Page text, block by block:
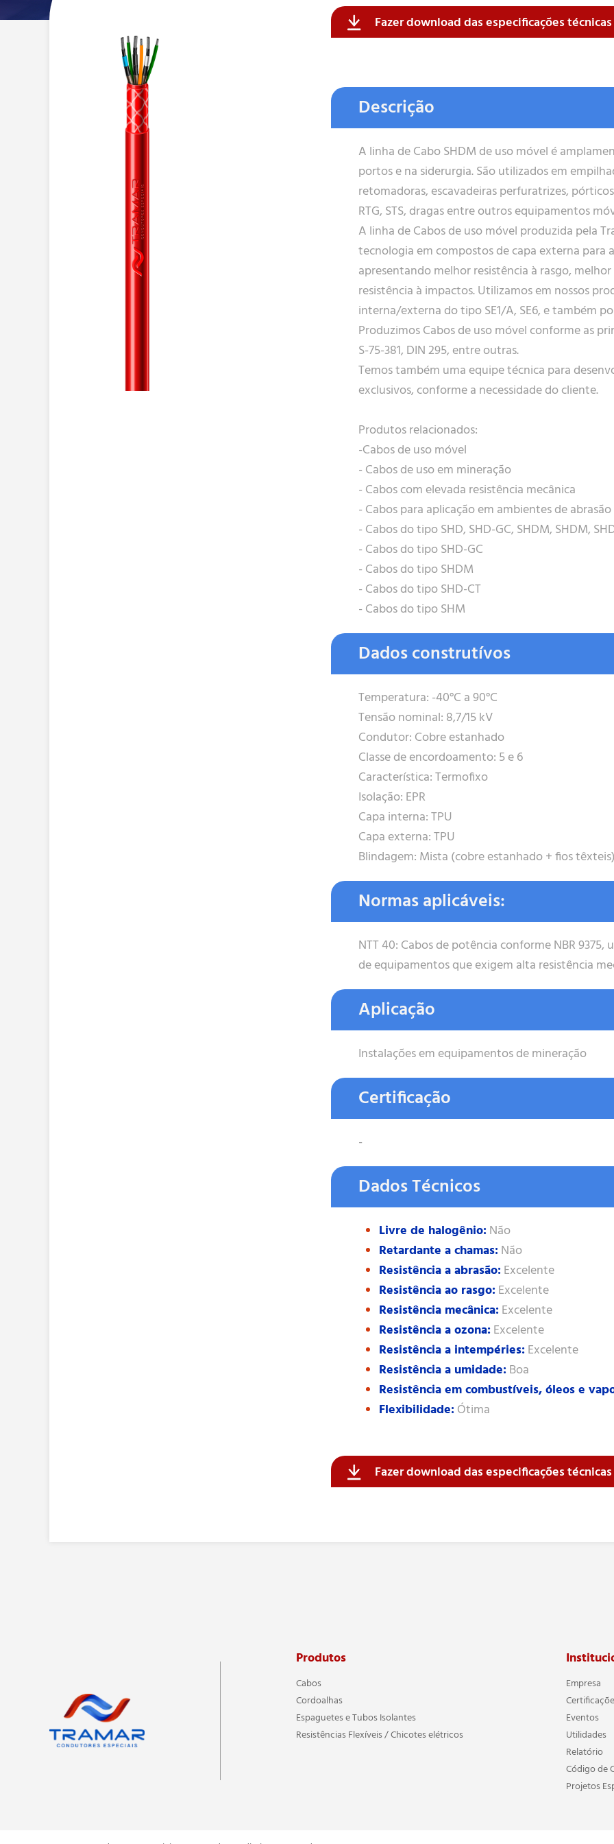
Enviar
Formatos aceitos para CV: .pdf , .doc , .xlsx , .pptx .jpeg ,
Enviar
Fazer download das especificações
Descrição
A linha de Cabo SHDM de uso móvel é
portos e na siderurgia. São utilizados em
retomadoras, escavadeiras perfuratrizes,
RTG, STS, dragas entre outros equipamentos
A linha de Cabos de uso móvel produzida pela
tecnologia em compostos de capa externa para
apresentando melhor resistência à rasgo,
resistência à impactos. Utilizamos em nossos
interna/externa do tipo SE1/A, SE6, e também
Produzimos Cabos de uso móvel conforme as
S-75-381, DIN 295, entre outras.
Temos também uma equipe técnica para
exclusivos, conforme a necessidade do cliente.
Produtos relacionados:
-Cabos de uso móvel
- Cabos de uso em mineração
- Cabos com elevada resistência mecânica
- Cabos para aplicação em ambientes de abrasão
- Cabos do tipo SHD, SHD-GC, SHDM, SHDM,
- Cabos do tipo SHD-GC
- Cabos do tipo SHDM
- Cabos do tipo SHD-CT
- Cabos do tipo SHM
Dados construtívos
Temperatura: -40°C a 90°C
Tensão nominal: 8,7/15 kV
Condutor: Cobre estanhado
Classe de encordoamento: 5 e 6
Característica: Termofixo
Isolação: EPR
Capa interna: TPU
Capa externa: TPU
Blindagem: Mista (cobre estanhado + fios
Normas aplicáveis:
NTT 40: Cabos de potência conforme NBR 9375,
de equipamentos que exigem alta resistência
Aplicação
Instalações em equipamentos de mineração
Certificação
-
Dados Técnicos
Livre de halogênio:Não
Retardante a chamas:Não
Resistência a abrasão:Excelente
Resistência ao rasgo:Excelente
Resistência mecânica:Excelente
Resistência a ozona:Excelente
Resistência a intempéries:Excelente
Resistência a umidade:Boa
Resistência em combustíveis, óleos e
Flexibilidade:Ótima
Fazer download das especificações
Produtos
Cabos
Cordoalhas
Espaguetes e Tubos Isolantes
Resistências Flexíveis / Chicotes elétricos
Empresa
Eventos
Utilidades
Relatório
Código de
Projetos